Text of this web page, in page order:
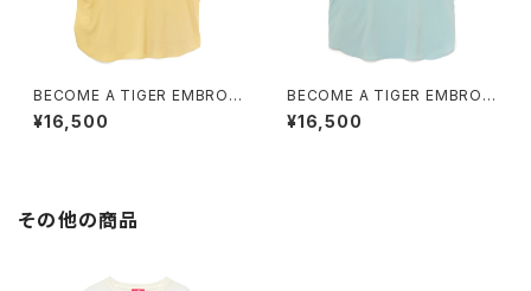
BECOME A TIGER EMBROI
DERED HALFSLEEVE SHIRT
S light-yellow
¥16,500
BECOME A TIGER EMBROI
DERED HALFSLEEVE SHIRT
S light-blue
¥16,500
その他の商品